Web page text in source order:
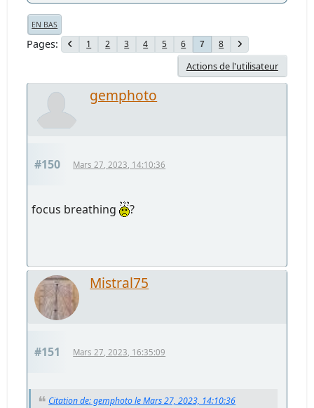
EN BAS
Pages 1 2 3 4 5 6 7 8
Actions de l'utilisateur
gemphoto
#150 Mars 27, 2023, 14:10:36
focus breathing ?
Mistral75
#151 Mars 27, 2023, 16:35:09
Citation de: gemphoto le Mars 27, 2023, 14:10:36